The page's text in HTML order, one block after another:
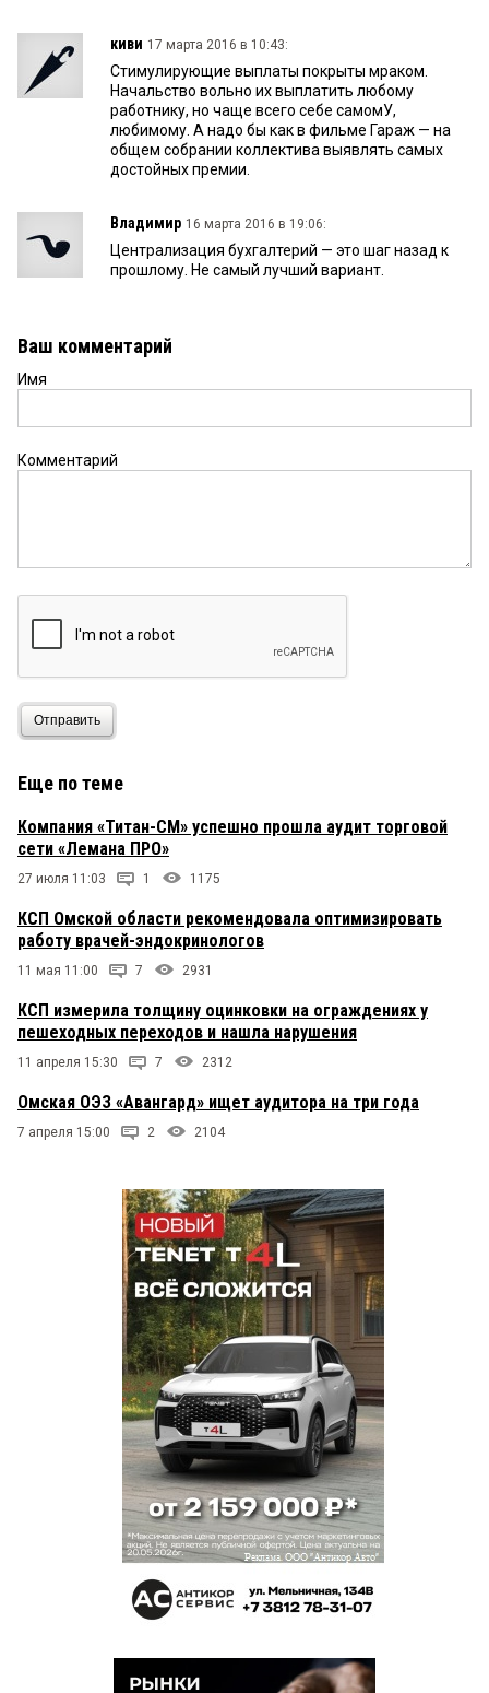
киви 17 марта 2016 в 10:43:
Стимулирующие выплаты покрыты мраком.
Начальство вольно их выплатить любому
работнику, но чаще всего себе самомУ,
любимому. А надо бы как в фильме Гараж — на
общем собрании коллектива выявлять самых
достойных премии.
Владимир 16 марта 2016 в 19:06:
Централизация бухгалтерий — это шаг назад к
прошлому. Не самый лучший вариант.
Ваш комментарий
Имя
Комментарий
Отправить
Еще по теме
Компания «Титан-СМ» успешно прошла аудит торговой
сети «Лемана ПРО»
27 июля 11:03 1 1175
КСП Омской области рекомендовала оптимизировать
работу врачей-эндокринологов
11 мая 11:00 7 2931
КСП измерила толщину оцинковки на ограждениях у
пешеходных переходов и нашла нарушения
11 апреля 15:30 7 2312
Омская ОЭЗ «Авангард» ищет аудитора на три года
7 апреля 15:00 2 2104